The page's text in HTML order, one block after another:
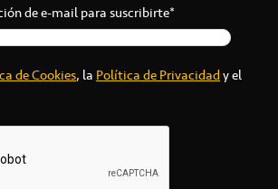
de e-mail para suscribirte*
de Cookies, laPolítica de Privacidady el